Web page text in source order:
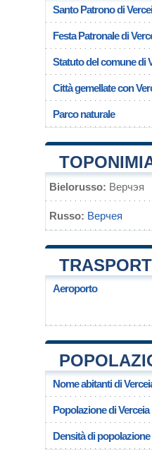
Santo Patrono di
Festa Patronale di
Statuto del comune di
Città gemellate con
Parco naturale
Bielorusso: Верчэя
Russo: Верчея
Aeroporto
Nome abitanti di
Popolazione di Verceia
Densità di popolazione